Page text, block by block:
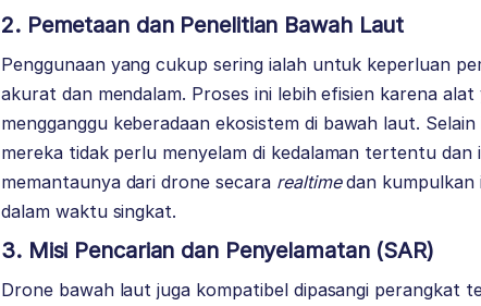
2. Pemetaan dan Penelitian Bawah Laut
Penggunaan yang cukup sering ialah untuk keperluan
akurat dan mendalam. Proses ini lebih efisien karena
mengganggu keberadaan ekosistem di bawah laut.
mereka tidak perlu menyelam di kedalaman tertentu
memantaunya dari drone secara realtimedan kumpulkan
dalam waktu singkat.
3. Misi Pencarian dan Penyelamatan (SAR)
Drone bawah laut juga kompatibel dipasangi perangkat